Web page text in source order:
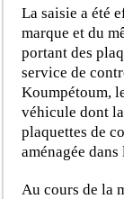
La saisie a été
marque et du
portant des
service de
Koumpétoum,
véhicule dont
plaquettes de
aménagée
Au cours de la